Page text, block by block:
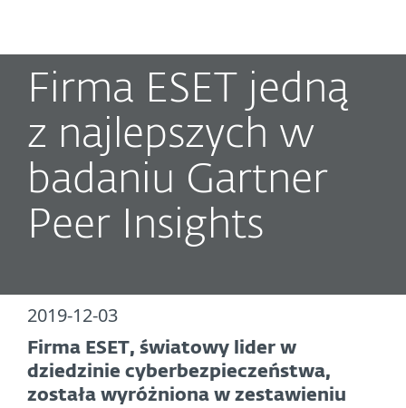
Firma ESET jedną
z najlepszych w
badaniu Gartner
Peer Insights
2019-12-03
Firma ESET, światowy lider w
dziedzinie cyberbezpieczeństwa,
została wyróżniona w zestawieniu